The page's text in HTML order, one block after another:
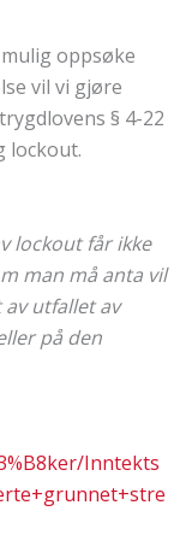
oppsøke
vil vi gjøre
§ 4-22
lockout.
lockout får ikke
man må anta vil
utfallet av
på den
Inntekts